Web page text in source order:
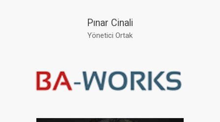
Pınar Cinali
Yönetici Ortak